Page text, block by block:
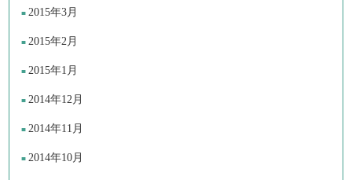
2015年3月
2015年2月
2015年1月
2014年12月
2014年11月
2014年10月